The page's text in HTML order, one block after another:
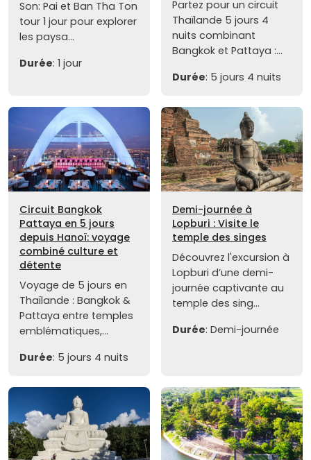
Son: Pai et Ban Tha Ton
tour 1 jour pour explorer
les paysa...
Durée: 1 jour
Partez pour un circuit
Thaïlande 5 jours 4
nuits combinant
Bangkok et Pattaya :...
Durée: 5 jours 4 nuits
Circuit Bangkok
Pattaya en 5 jours
depuis Hanoï: voyage
combiné culture et
détente
Voyage de 5 jours en
Thaïlande : Bangkok &
Pattaya entre temples
emblématiques,...
Durée: 5 jours 4 nuits
Demi-journée à
Lopburi : Visite le
temple des singes
Découvrez l'excursion à
Lopburi d’une demi-
journée captivante au
temple des sing...
Durée: Demi-journée